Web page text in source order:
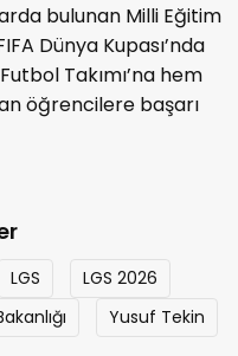
bulunan Milli Eğitim
Dünya Kupası’nda
Takımı’na hem
öğrencilere başarı
LGS
LGS 2026
Yusuf Tekin